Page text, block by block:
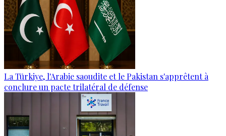
La Türkiye, l'Arabie saoudite et le Pakistan s'apprêtent à
conclure un pacte trilatéral de défense